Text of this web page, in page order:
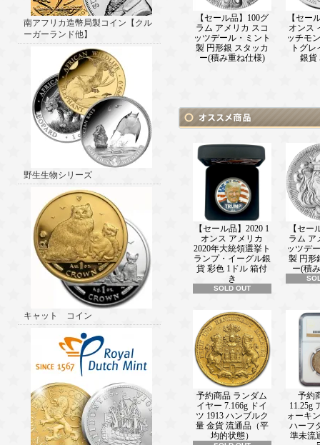
南アフリカ造幣局製コイン【クル
ーガーランド他】
野生生物シリーズ
キャット コイン
る占星術の力 彩色 銀貨 プルーフ 【
ラン 新品未使用 販売中！ 新着情報■
───────────────(2025/09/11)
2025 16.81グラム カメルーン フラ
色 銀貨 プルーフ 【proof】 500フラ
販売中！ 新着情報■
中！ 新着情報■
───────────────(2025/08/07)
色 銀貨 プルーフ 【proof】 2ドル 新
売中！ 新着情報■
───────────────(2025/08/01)
2025 2オンス ニウエ ハズブロ マイ
ブルーベル 彩色 銀貨 プルーフ 【
新品未使用 販売中！ 新着情報■
───────────────(2025/07/24)
2025 1オンス ニウエ アースラ：デ
シリーズ 彩色 銀貨 プルーフ 【
品未使用 販売中！ 新着情報■
───────────────(2025/07/10)
2025 5オンス ニウエ ワーナーブラ
ジェリー 85周年記念 彩色 銀貨 プル
───────────────(2025/07/04)
2025 42グラム ニウエ 善と悪の戦い
銀貨 5ドル 新品未使用 販売中！ 新
───────────────(2025/06/20)
2025 16.81グラム ニウエ ファベル
卵 クリスタルインサート 彩色 銀貨
売中！ 新着情報■
───────────────(2025/06/05)
2025 1オンス ニウエ ラグドール：
色 銀貨 プルーフ 販売中！ 新着情報■
───────────────(2025/05/29)
2024 17.5グラム ニウエ フクロウ：
【セール品】100グ
ラム アメリカ スコ
ッツデール・ミント
製 円形銀 スタッカ
ー(積み重ね仕様)
【セー
オンス
ッチモ
トグ
銀貨
【セール品】2020 1
オンス アメリカ
2020年大統領選挙ト
ランプ・イーグル銀
貨 彩色 1ドル 箱付
き
SOLD OUT
【セー
ラム ア
ッツデ
製 円形
ー(積
予約商品 ランダム
イヤー 7.166g ドイ
ツ 1913 ハンブルク
量 金貨 流通品（平
均的状態）
予約
11.25g
ォーキ
ハーフ
準未流